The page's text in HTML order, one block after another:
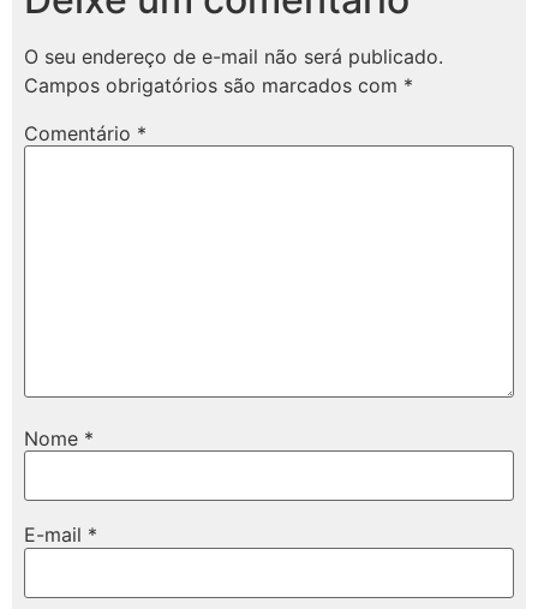
O seu endereço de e-mail não será publicado.
Campos obrigatórios são marcados com *
Comentário *
Nome *
E-mail *